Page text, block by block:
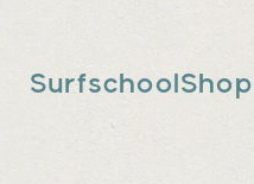
SurfschoolShop